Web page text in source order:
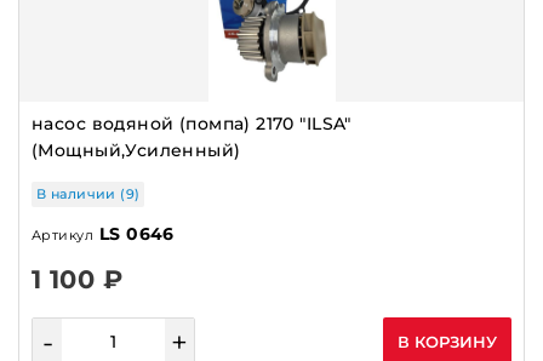
насос водяной (помпа) 2170 "ILSA"
(Мощный,Усиленный)
В наличии (9)
Артикул LS 0646
1 100 ₽
- + В КОРЗИНУ